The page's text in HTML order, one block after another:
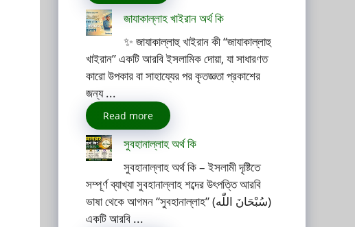
জাযাকাল্লাহ খাইরান অর্থ কি
✨ জাযাকাল্লাহু খাইরান কী “জাযাকাল্লাহু
খাইরান” একটি আরবি ইসলামিক দোয়া, যা সাধারণত
কারো উপকার বা সাহায্যের পর কৃতজ্ঞতা প্রকাশের
জন্য ...
Read more
সুবহানাল্লাহ অর্থ কি
সুবহানাল্লাহ অর্থ কি – ইসলামী দৃষ্টিতে
সম্পূর্ণ ব্যাখ্যা সুবহানাল্লাহ শব্দের উৎপত্তি আরবি
ভাষা থেকে আগমন “সুবহানাল্লাহ” (سُبْحَانَ اللّٰه)
একটি আরবি ...